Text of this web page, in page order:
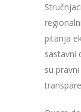
pitanja
sastavni
su